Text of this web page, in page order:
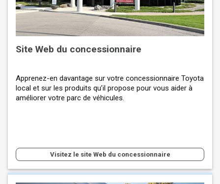
Site Web du concessionnaire
Apprenez-en davantage sur votre concessionnaire Toyota
local et sur les produits qu’il propose pour vous aider à
améliorer votre parc de véhicules.
Visitez le site Web du concessionnaire